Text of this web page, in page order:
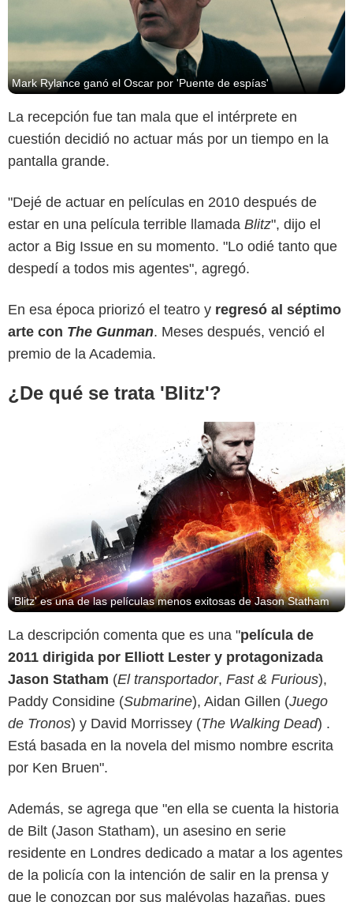
Mark Rylance ganó el Oscar por 'Puente de espías'
La recepción fue tan mala que el intérprete en
cuestión decidió no actuar más por un tiempo en la
pantalla grande.
"Dejé de actuar en películas en 2010 después de
estar en una película terrible llamada Blitz", dijo el
actor a Big Issue en su momento. "Lo odié tanto que
despedí a todos mis agentes", agregó.
En esa época priorizó el teatro y regresó al séptimo
arte con The Gunman. Meses después, venció el
premio de la Academia.
¿De qué se trata 'Blitz'?
'Blitz' es una de las películas menos exitosas de Jason Statham
La descripción comenta que es una "película de
2011 dirigida por Elliott Lester y protagonizada
Jason Statham (El transportador, Fast & Furious),
Paddy Considine (Submarine), Aidan Gillen (Juego
de Tronos) y David Morrissey (The Walking Dead) .
Está basada en la novela del mismo nombre escrita
por Ken Bruen".
Además, se agrega que "en ella se cuenta la historia
de Bilt (Jason Statham), un asesino en serie
residente en Londres dedicado a matar a los agentes
de la policía con la intención de salir en la prensa y
que le conozcan por sus malévolas hazañas, pues